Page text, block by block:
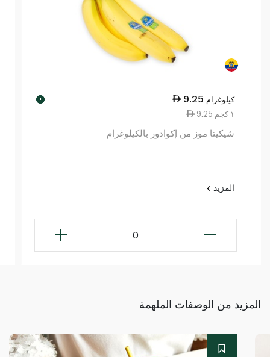
9.25 كيلوغرام !
9.25 ١ كجم
شيكيتا موز من إكوادور بالكيلوغرام
المزيد
0
المزيد من الوصفات الملهمة